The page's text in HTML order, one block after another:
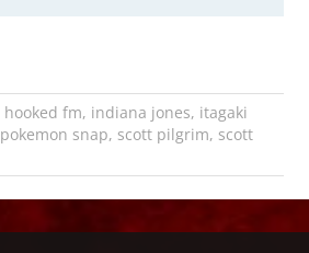
hooked fm, indiana jones, itagaki
pokemon snap, scott pilgrim, scott